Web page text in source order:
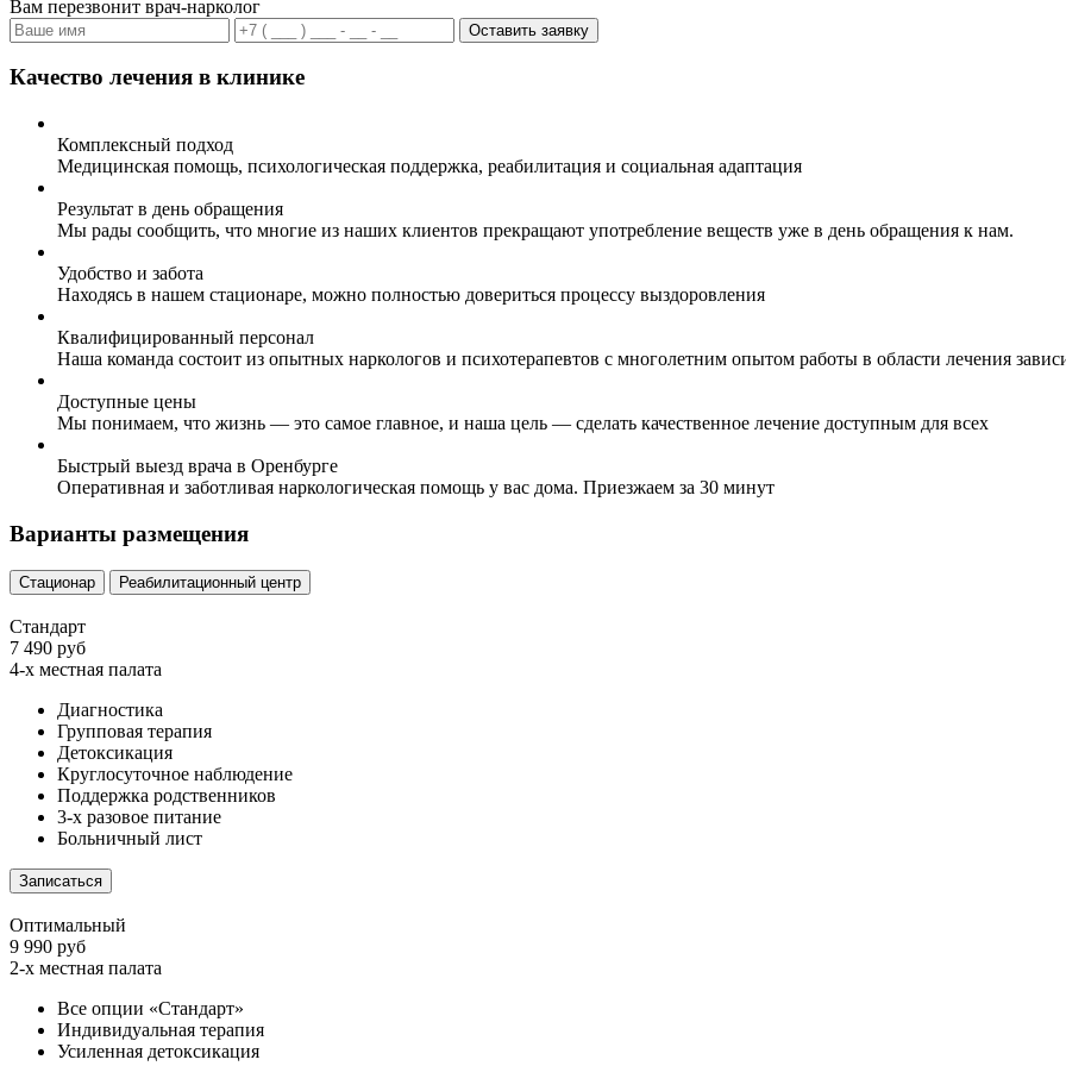
Вам перезвонит врач-нарколог
Оставить заявку
Качество лечения в клинике
Комплексный подход
Медицинская помощь, психологическая поддержка, реабилитация и социальная адаптация
Результат в день обращения
Мы рады сообщить, что многие из наших клиентов прекращают употребление веществ уже в день обращения к нам.
Удобство и забота
Находясь в нашем стационаре, можно полностью довериться процессу выздоровления
Квалифицированный персонал
Наша команда состоит из опытных наркологов и психотерапевтов с многолетним опытом работы в области лечения
Доступные цены
Мы понимаем, что жизнь — это самое главное, и наша цель — сделать качественное лечение доступным для всех
Быстрый выезд врача в Оренбурге
Оперативная и заботливая наркологическая помощь у вас дома. Приезжаем за 30 минут
Варианты размещения
Стационар Реабилитационный центр
Стандарт
7 490 руб
4-х местная палата
Диагностика
Групповая терапия
Детоксикация
Круглосуточное наблюдение
Поддержка родственников
3-х разовое питание
Больничный лист
Записаться
Оптимальный
9 990 руб
2-х местная палата
Все опции «Стандарт»
Индивидуальная терапия
Усиленная детоксикация